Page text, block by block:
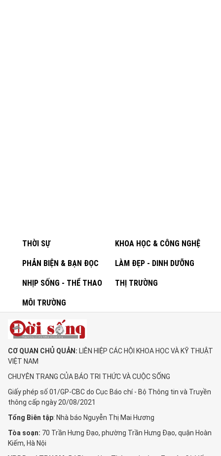
THỜI SỰ KHOA HỌC & CÔNG NGHỆ
PHẢN BIỆN & BẠN ĐỌC LÀM ĐẸP - DINH DƯỠNG
NHỊP SỐNG - THỂ THAO THỊ TRƯỜNG
MÔI TRƯỜNG
CƠ QUAN CHỦ QUẢN: LIÊN HIỆP CÁC HỘI KHOA HỌC VÀ KỸ THUẬT
VIỆT NAM
CHUYÊN TRANG CỦA BÁO TRI THỨC VÀ CUỘC SỐNG
Giấy phép số 01/GP-CBC do Cục Báo chí - Bộ Thông tin và Truyền
thông cấp ngày 20/08/2021
Tổng Biên tập: Nhà báo Nguyễn Thị Mai Hương
Tòa soạn: 70 Trần Hưng Đạo, phường Trần Hưng Đạo, quận Hoàn
Kiếm, Hà Nội